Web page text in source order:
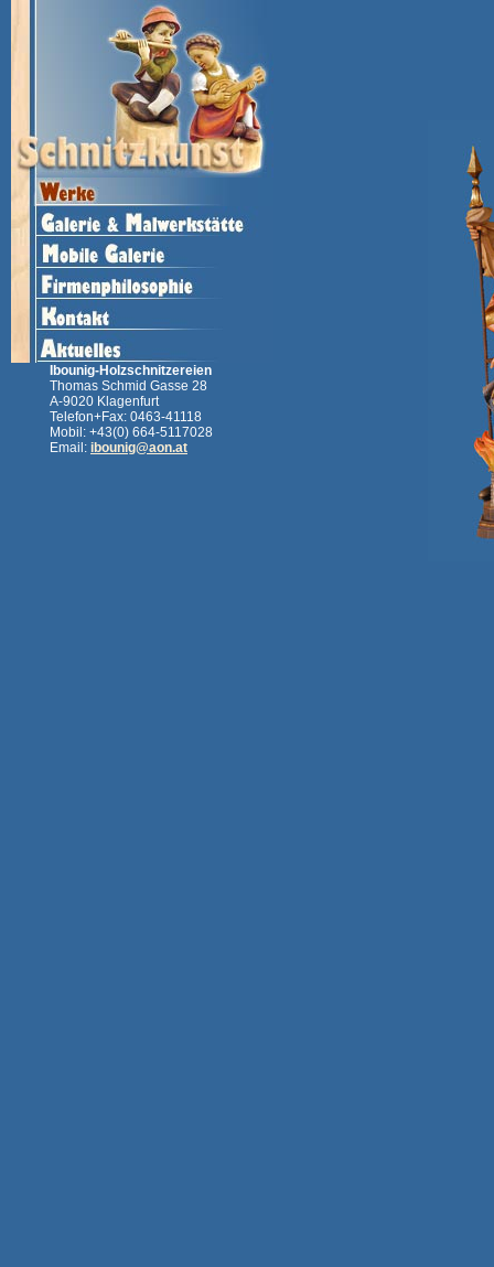
Ibounig-Holzschnitzereien
Thomas Schmid Gasse 28
A-9020 Klagenfurt
Telefon+Fax: 0463-41118
Mobil: +43(0) 664-5117028
Email: ibounig@aon.at